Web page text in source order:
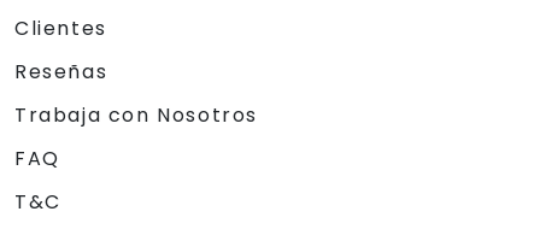
Clientes
Reseñas
Trabaja con Nosotros
FAQ
T&C